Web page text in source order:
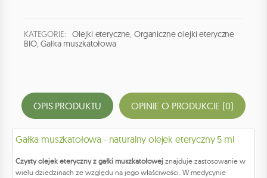
KATEGORIE: Olejki eteryczne, Organiczne olejki eteryczne
BIO,Gałka muszkatołowa
OPIS PRODUKTU OPINIE O PRODUKCIE (0)
Gałka muszkatołowa - naturalny olejek eteryczny 5 ml
Czysty olejek eteryczny z gałki muszkatołowej znajduje zastosowanie w
wielu dziedzinach ze względu na jego właściwości. W medycynie